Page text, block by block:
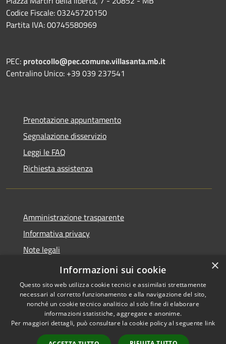
Codice Fiscale: 03245720150
Partita IVA: 00745580969
PEC: protocollo@pec.comune.villasanta.mb.it
Centralino Unico: +39 039 237541
Prenotazione appuntamento
Segnalazione disservizio
Leggi le FAQ
Richiesta assistenza
Amministrazione trasparente
Informativa privacy
Note legali
Dichiarazione di accessibilità
Accessibilità
Copyright © 2026 • Comune di
Villasanta • Powered by
Municipium• Accesso
×
Informazioni sui cookie
Questo sito web utilizza cookie tecnici e assimilati strettamente
necessari al corretto funzionamento e alla navigazione del sito,
nonché un cookie tecnico analitico al solo fine di elaborare
informazioni statistiche, aggregate e anonime.
Per maggiori dettagli, può consultare la cookie policy al seguente link